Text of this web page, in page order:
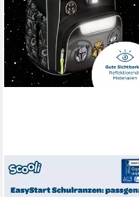
SCOOLI
Schulranzen Easy Start (Set,